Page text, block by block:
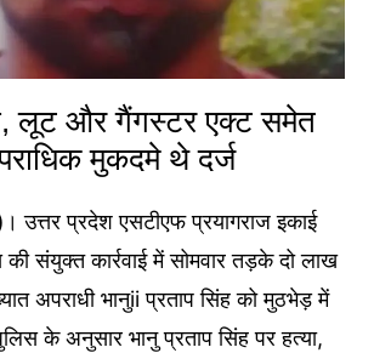
लूट और गैंगस्टर एक्ट समेत
मुकदमे थे दर्ज
। उत्तर प्रदेश एसटीएफ प्रयागराज इकाई
संयुक्त कार्रवाई में सोमवार तड़के दो लाख
अपराधी भानुii प्रताप सिंह को मुठभेड़ में
के अनुसार भानु प्रताप सिंह पर हत्या,